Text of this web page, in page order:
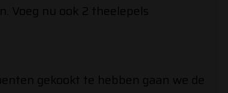
Voeg nu ook 2 theelepels
gekookt te hebben gaan we de